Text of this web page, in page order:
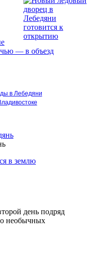
— в объезд
в Лебедяни
день подряд
о необычных